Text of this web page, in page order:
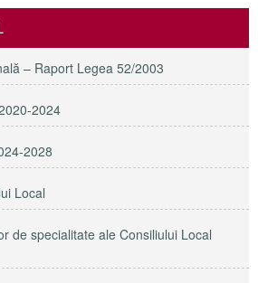
– Raport Legea 52/2003
2024
2028
Local
de specialitate ale Consiliului Local